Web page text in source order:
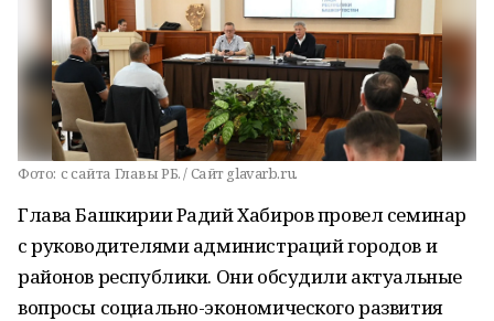
Фото: с сайта Главы РБ. / Сайт glavarb.ru.
Глава Башкирии Радий Хабиров провел семинар
с руководителями администраций городов и
районов республики. Они обсудили актуальные
вопросы социально-экономического развития